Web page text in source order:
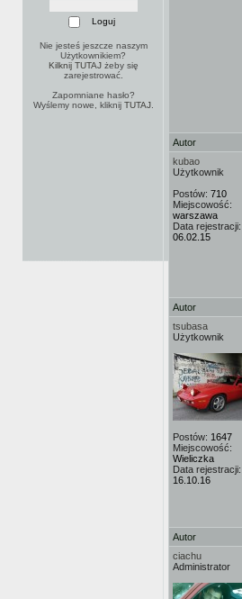
Nie jesteś jeszcze naszym
Użytkownikiem?
Kilknij TUTAJżeby się
zarejestrować.
Zapomniane hasło?
Wyślemy nowe, kliknij TUTAJ.
Autor
kubao
Użytkownik
Postów: 710
Miejscowość:
warszawa
Data rejestracji:
06.02.15
Autor
tsubasa
Użytkownik
Postów: 1647
Miejscowość:
Wieliczka
Data rejestracji:
16.10.16
Autor
ciachu
Administrator